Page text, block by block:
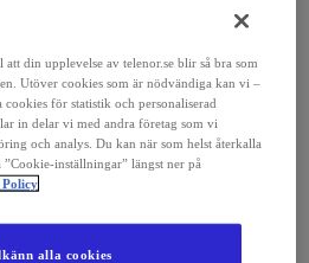
din upplevelse av telenor.se blir så bra som
Utöver cookies som är nödvändiga kan vi –
för statistik och personaliserad
in delar vi med andra företag som vi
och analys. Du kan när som helst återkalla
inställningar” längst ner på
Policy
alla cookies